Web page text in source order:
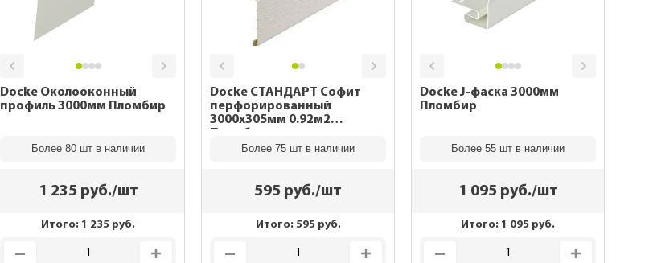
Docke Околооконный
профиль 3000мм Пломбир
Более 80 шт в наличии
1 235 руб./шт
Итого: 1 235 руб.
Docke СТАНДАРТ Софит
перфорированный
3000х305мм 0.92м2
Более 75 шт в наличии
595 руб./шт
Итого: 595руб.
Docke J-фаска 3000мм
Пломбир
Более 55 шт в наличии
1 095 руб./шт
Итого: 1 095 руб.